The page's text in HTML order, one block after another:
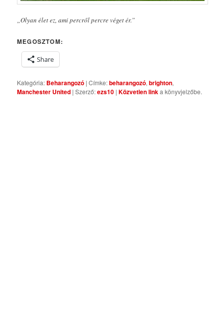
„Olyan élet ez, ami percről percre véget ér.”
MEGOSZTOM:
Share
Kategória: Beharangozó | Címke:beharangozó,brighton,
Manchester United | Szerző:ezs10 |Közvetlen linka könyvjelzőbe.